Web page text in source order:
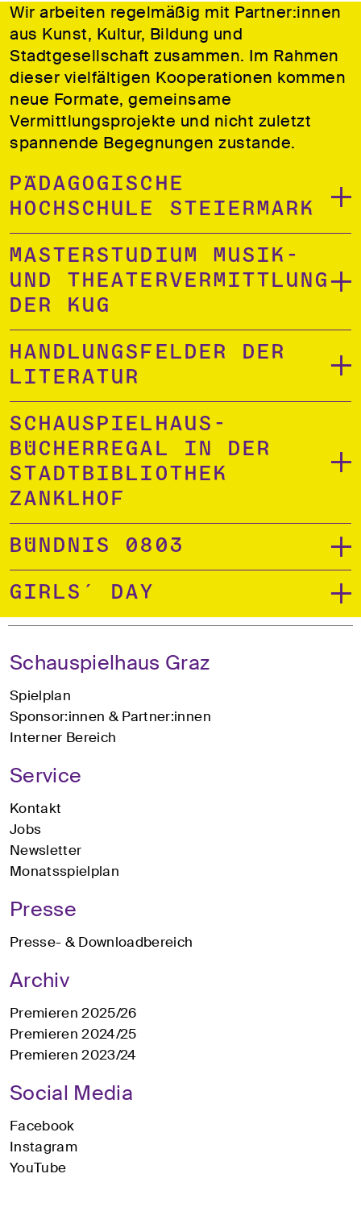
Wir arbeiten regelmäßig mit Partner:innen
aus Kunst, Kultur, Bildung und
Stadtgesellschaft zusammen. Im Rahmen
dieser vielfältigen Kooperationen kommen
neue Formate, gemeinsame
Vermittlungsprojekte und nicht zuletzt
spannende Begegnungen zustande.
Pädagogische
Hochschule Steiermark
Masterstudium Musik-
und Theatervermittlung
der KUG
Handlungsfelder der
Literatur
Schauspielhaus-
Bücherregal in der
Stadtbibliothek
Zanklhof
Bündnis 0803
Girls´ Day
Schauspielhaus Graz
Spielplan
Sponsor:innen & Partner:innen
Interner Bereich
Service
Kontakt
Jobs
Newsletter
Monatsspielplan
Presse
Presse- & Downloadbereich
Archiv
Premieren 2025/26
Premieren 2024/25
Premieren 2023/24
Social Media
Facebook
Instagram
YouTube